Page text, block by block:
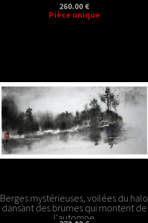
260.00 €
Pièce unique
Berges mystérieuses, voilées du halo
dansant des brumes qui montent de
l'automne